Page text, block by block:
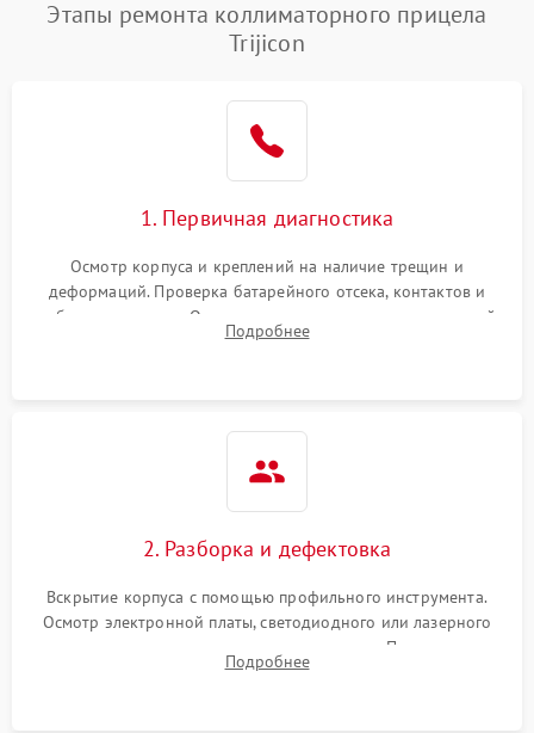
Этапы ремонта коллиматорного прицела
Trijicon
1. Первичная диагностика
Осмотр корпуса и креплений на наличие трещин и
деформаций. Проверка батарейного отсека, контактов и
работы излучателя. Оценка яркости и четкости прицельной
марки на разных режимах. Выявление проблем с
Подробнее
2. Разборка и дефектовка
Вскрытие корпуса с помощью профильного инструмента.
Осмотр электронной платы, светодиодного или лазерного
излучателя, а также механизма выверки. Проверка
уплотнительных прокладок и выявление следов окисления
Подробнее